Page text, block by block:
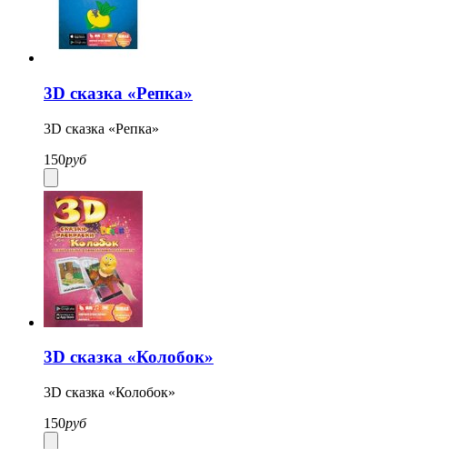
3D сказка «Репка»
3D сказка «Репка»
150руб
3D cказка «Колобок»
3D cказка «Колобок»
150руб